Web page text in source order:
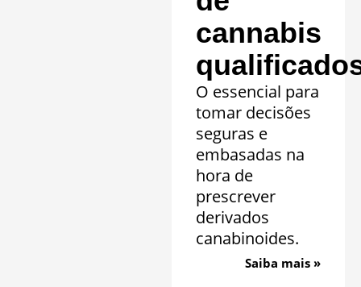
cannabis
O essencial para
tomar decisões
seguras e
embasadas na
hora de
prescrever
derivados
canabinoides.
Saiba mais »